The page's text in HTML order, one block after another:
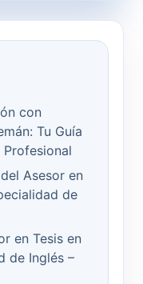
con
Tu Guía
Asesor en
de
en Tesis en
de Inglés –